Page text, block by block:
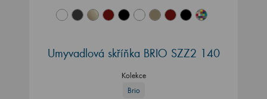
Umyvadlová skříňka BRIO SZZ2 140
Kolekce
Brio